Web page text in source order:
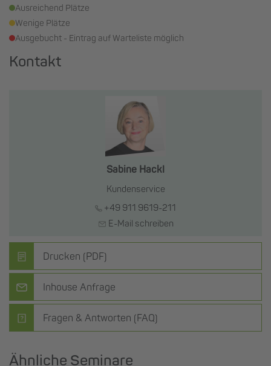
Ausreichend Plätze
Wenige Plätze
Ausgebucht - Eintrag auf Warteliste möglich
Kontakt
Sabine Hackl
Kundenservice
+49 911 9619-211
E-Mail schreiben
Drucken (PDF)
Inhouse Anfrage
Fragen & Antworten (FAQ)
Ähnliche Seminare